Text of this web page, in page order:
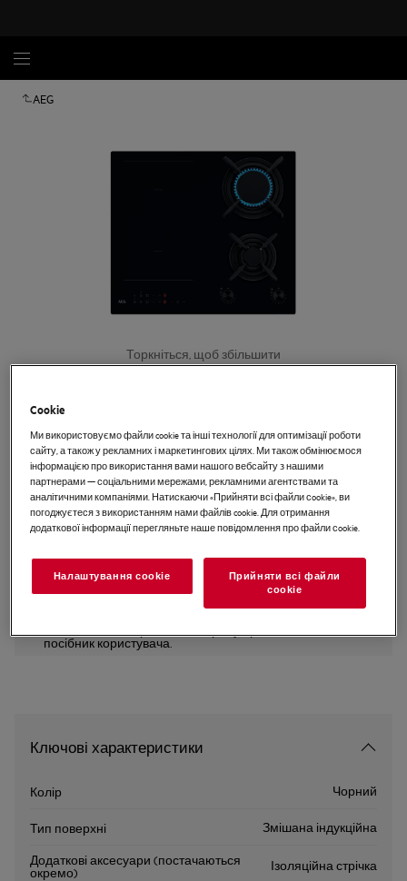
AEG
Торкніться, щоб збільшити
HDB64623NB
Варильна панель змішаного
типу
EU керівництво
Інструкції з техніки безпеки та попередження щодо
техніки безпеки відповідно до регламенту ЄС 2023/988
посібник користувача.
Ключові характеристики
Колір Чорний
Тип поверхні Змішана індукційна
Додаткові аксесуари (постачаються
окремо) Ізоляційна стрічка
Cookie
Ми використовуємо файли cookie та інші технології для оптимізації роботи
сайту, а також у рекламних і маркетингових цілях. Ми також обмінюємося
інформацією про використання вами нашого вебсайту з нашими
партнерами — соціальними мережами, рекламними агентствами та
аналітичними компаніями. Натискаючи «Прийняти всі файли сookie», ви
погоджуєтеся з використанням нами файлів cookie. Для отримання
додаткової інформації перегляньте наше повідомлення про файли сookie.
Налаштування cookie
Прийняти всі файли
сookie